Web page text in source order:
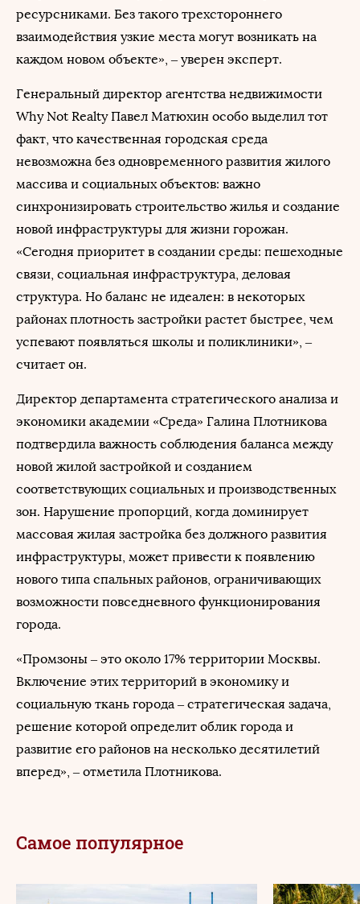
ресурсниками. Без такого трехстороннего
взаимодействия узкие места могут возникать на
каждом новом объекте», – уверен эксперт.
Генеральный директор агентства недвижимости
Why Not Realty Павел Матюхин особо выделил тот
факт, что качественная городская среда
невозможна без одновременного развития жилого
массива и социальных объектов: важно
синхронизировать строительство жилья и создание
новой инфраструктуры для жизни горожан.
«Сегодня приоритет в создании среды: пешеходные
связи, социальная инфраструктура, деловая
структура. Но баланс не идеален: в некоторых
районах плотность застройки растет быстрее, чем
успевают появляться школы и поликлиники», –
считает он.
Директор департамента стратегического анализа и
экономики академии «Среда» Галина Плотникова
подтвердила важность соблюдения баланса между
новой жилой застройкой и созданием
соответствующих социальных и производственных
зон. Нарушение пропорций, когда доминирует
массовая жилая застройка без должного развития
инфраструктуры, может привести к появлению
нового типа спальных районов, ограничивающих
возможности повседневного функционирования
города.
«Промзоны – это около 17% территории Москвы.
Включение этих территорий в экономику и
социальную ткань города – стратегическая задача,
решение которой определит облик города и
развитие его районов на несколько десятилетий
вперед», – отметила Плотникова.
Самое популярное